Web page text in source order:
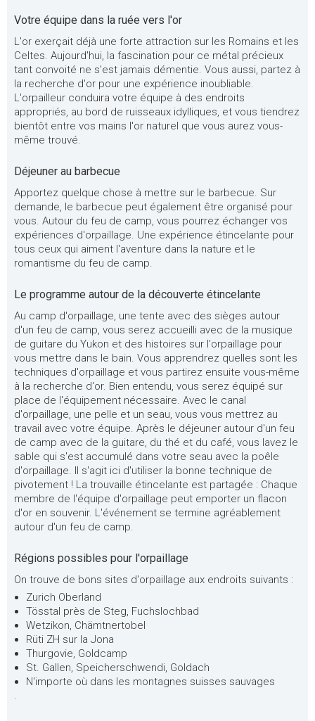
Votre équipe dans la ruée vers l'or
L'or exerçait déjà une forte attraction sur les Romains et les
Celtes. Aujourd'hui, la fascination pour ce métal précieux
tant convoité ne s'est jamais démentie. Vous aussi, partez à
la recherche d'or pour une expérience inoubliable.
L'orpailleur conduira votre équipe à des endroits
appropriés, au bord de ruisseaux idylliques, et vous tiendrez
bientôt entre vos mains l'or naturel que vous aurez vous-
même trouvé.
Déjeuner au barbecue
Apportez quelque chose à mettre sur le barbecue. Sur
demande, le barbecue peut également être organisé pour
vous. Autour du feu de camp, vous pourrez échanger vos
expériences d'orpaillage. Une expérience étincelante pour
tous ceux qui aiment l'aventure dans la nature et le
romantisme du feu de camp.
Le programme autour de la découverte étincelante
Au camp d'orpaillage, une tente avec des sièges autour
d'un feu de camp, vous serez accueilli avec de la musique
de guitare du Yukon et des histoires sur l'orpaillage pour
vous mettre dans le bain. Vous apprendrez quelles sont les
techniques d'orpaillage et vous partirez ensuite vous-même
à la recherche d'or. Bien entendu, vous serez équipé sur
place de l'équipement nécessaire. Avec le canal
d'orpaillage, une pelle et un seau, vous vous mettrez au
travail avec votre équipe. Après le déjeuner autour d'un feu
de camp avec de la guitare, du thé et du café, vous lavez le
sable qui s'est accumulé dans votre seau avec la poêle
d'orpaillage. Il s'agit ici d'utiliser la bonne technique de
pivotement ! La trouvaille étincelante est partagée : Chaque
membre de l'équipe d'orpaillage peut emporter un flacon
d'or en souvenir. L'événement se termine agréablement
autour d'un feu de camp.
Régions possibles pour l'orpaillage
On trouve de bons sites d'orpaillage aux endroits suivants :
Zurich Oberland
Tösstal près de Steg, Fuchslochbad
Wetzikon, Chämtnertobel
Rüti ZH sur la Jona
Thurgovie, Goldcamp
St. Gallen, Speicherschwendi, Goldach
N'importe où dans les montagnes suisses sauvages
.